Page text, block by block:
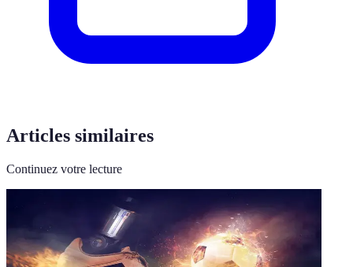
Articles similaires
Continuez votre lecture